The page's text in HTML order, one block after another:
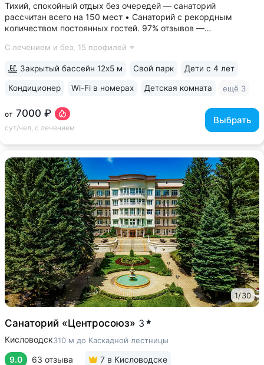
Тихий, спокойный отдых без очередей — санаторий
рассчитан всего на 150 мест • Санаторий с рекордным
количеством постоянных гостей. 97% отзывов —
до Грязелечебницы им. Семашко и бюветов минеральной
С лечением и без, 15 профилей
от 7000 ₽
сут/чел, с лечением
Выбрать
Закрытый бассейн 12х5 м Свой парк Дети с 4 лет
Кондиционер Wi-Fi в номерах Детская комната ещё 3
1/30
Санаторий «Центросоюз» 3
Кисловодск310 м до Каскадной лестницы
9.0 63 отзыва 7 в Кисловодске